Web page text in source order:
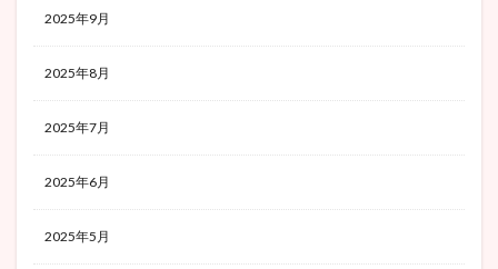
2025年9月
2025年8月
2025年7月
2025年6月
2025年5月